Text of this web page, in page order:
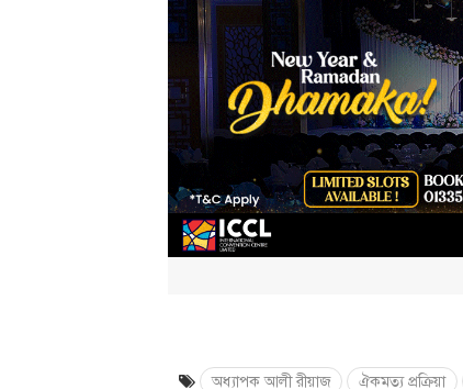
অধ্যাপক আলী রীয়াজ ঐকমত্য প্রক্রিয়া